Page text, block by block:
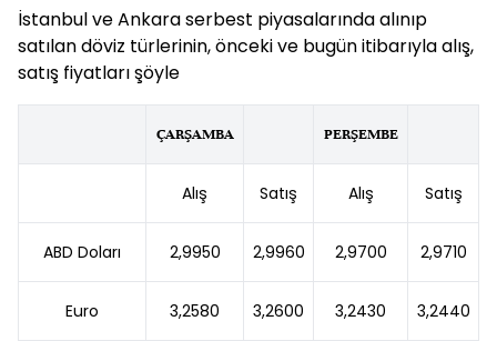
İstanbul ve Ankara serbest piyasalarında alınıp
satılan döviz türlerinin, önceki ve bugün itibarıyla alış,
satış fiyatları şöyle
ÇARŞAMBA PERŞEMBE
Alış Satış Alış Satış
ABD Doları 2,9950 2,9960 2,9700 2,9710
Euro 3,2580 3,2600 3,2430 3,2440